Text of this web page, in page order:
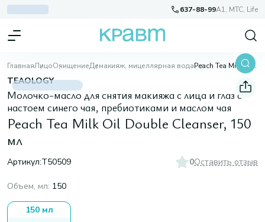
637-88-99A1, МТС, Life
ГлавнаяЛицоОчищениеДемакияж, мицеллярная вода Peach Tea Milk Oil Double Cleanser, 150 мл
TEAOLOGY
Молочко-масло для снятия макияжа с лица и глаз с
настоем синего чая, пребиотиками и маслом чая
Peach Tea Milk Oil Double Cleanser, 150
мл
Артикул:T50509 0Оставить отзыв
Объем, мл: 150
150 мл